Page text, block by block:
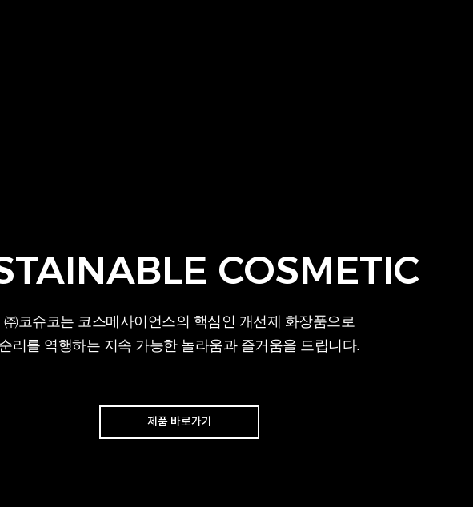
COSMETIC
㈜코슈코는 코스메사이언스의 핵심인 개선제 화장품으로
리를 역행하는 지속 가능한 놀라움과 즐거움을 드립니다.
제품 바로가기